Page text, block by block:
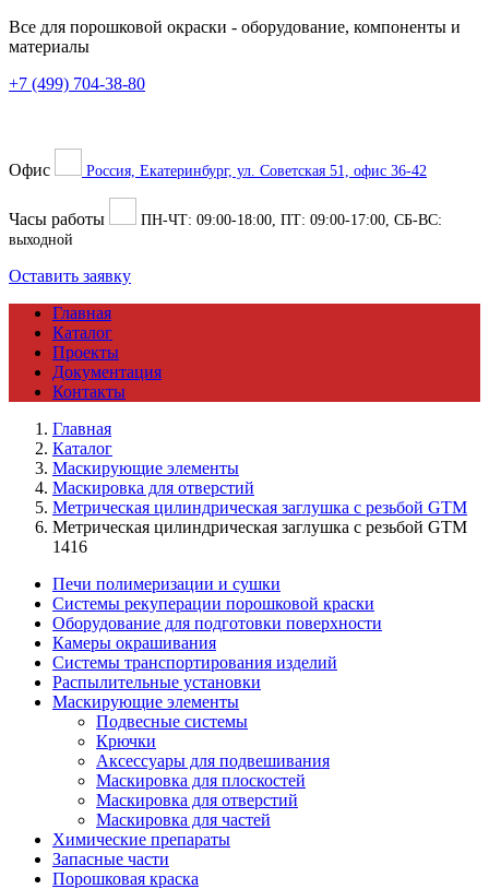
Все для порошковой окраски - оборудование, компоненты и
материалы
+7 (499) 704-38-80
Офис Россия, Екатеринбург, ул. Советская 51, офис 36-42
Часы работы ПН-ЧТ: 09:00-18:00 , ПТ: 09:00-17:00 , СБ-ВС:
выходной
Оставить заявку
Главная
Каталог
Проекты
Документация
Контакты
Главная
Каталог
Маскирующие элементы
Маскировка для отверстий
Метрическая цилиндрическая заглушка с резьбой GTM
Метрическая цилиндрическая заглушка с резьбой GTM
1416
Печи полимеризации и сушки
Системы рекуперации порошковой краски
Оборудование для подготовки поверхности
Камеры окрашивания
Системы транспортирования изделий
Распылительные установки
Маскирующие элементы
Подвесные системы
Крючки
Аксессуары для подвешивания
Маскировка для плоскостей
Маскировка для отверстий
Маскировка для частей
Химические препараты
Запасные части
Порошковая краска